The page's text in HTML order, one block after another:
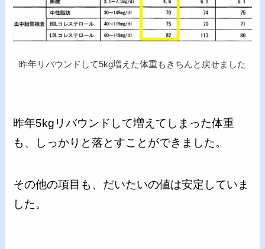
昨年リバウンドして5kg増えた体重もきちんと戻せました
昨年5kgリバウンドして増えてしまった体重
も、しっかりと落とすことができました。
その他の項目も、だいたいの値は安定していま
した。